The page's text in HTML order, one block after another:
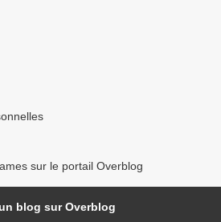
sur le portail Overblog
blog sur Overblog